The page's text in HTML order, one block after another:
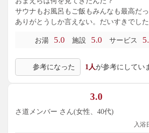
サウナもお風呂もご飯もみんなも最高だっ
ありがとうしか言えない。だいすきでした
お湯 5.0 施設 5.0 サービス
参考になった 1人が参考にしてい
3.0
さ道メンバー さん(女性、40代)
入浴